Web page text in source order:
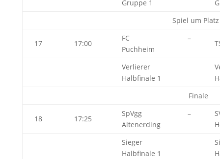
Gruppe 1
Spiel um
17 17:00
FC
Puchheim
–
Verlierer
Halbfinale 1
Finale
18 17:25
SpVgg
Altenerding
–
Sieger
Halbfinale 1